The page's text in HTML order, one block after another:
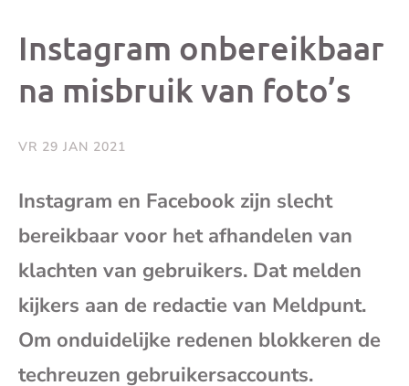
berichtbericht
Instagram onbereikbaar
na misbruik van foto’s
VR 29 JAN 2021
Instagram en Facebook zijn slecht
bereikbaar voor het afhandelen van
klachten van gebruikers. Dat melden
kijkers aan de redactie van Meldpunt.
Om onduidelijke redenen blokkeren de
techreuzen gebruikersaccounts.